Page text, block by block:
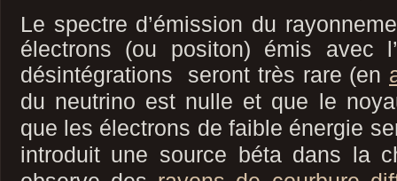
Le spectre d’émission du
électrons (ou positon) émis avec
désintégrations seront très rare (en
du neutrino est nulle et que le
que les électrons de faible énergie
introduit une source béta dans la